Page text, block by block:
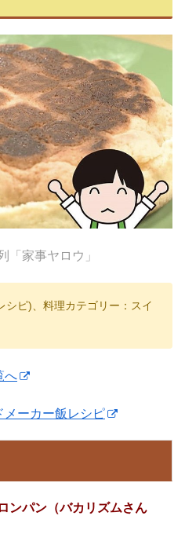
「家事ヤロウ」
シピ)、料理カテゴリー：スイ
へ
メーカー飯レシピ
ンパン（バカリズムさん